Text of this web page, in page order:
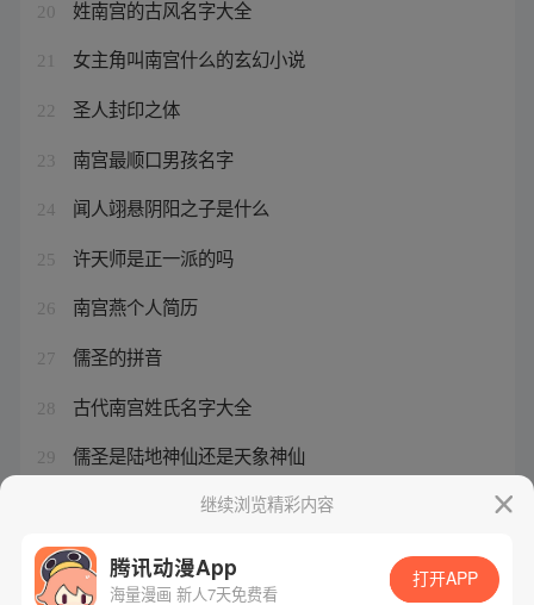
20 姓南宫的古风名字大全
21 女主角叫南宫什么的玄幻小说
22 圣人封印之体
23 南宫最顺口男孩名字
24 闻人翊悬阴阳之子是什么
25 许天师是正一派的吗
26 南宫燕个人简历
27 儒圣的拼音
28 古代南宫姓氏名字大全
29 儒圣是陆地神仙还是天象神仙
继续浏览精彩内容
腾讯动漫App
海量漫画 新人7天免费看
打开APP